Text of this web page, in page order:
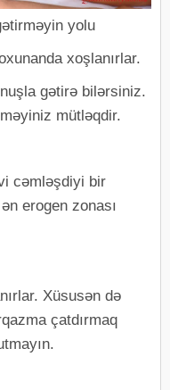
yolu
xoşlanırlar.
gətirə bilərsiniz.
mütləqdir.
cəmləşdiyi bir
erogen zonası
Xüsusən də
çatdırmaq